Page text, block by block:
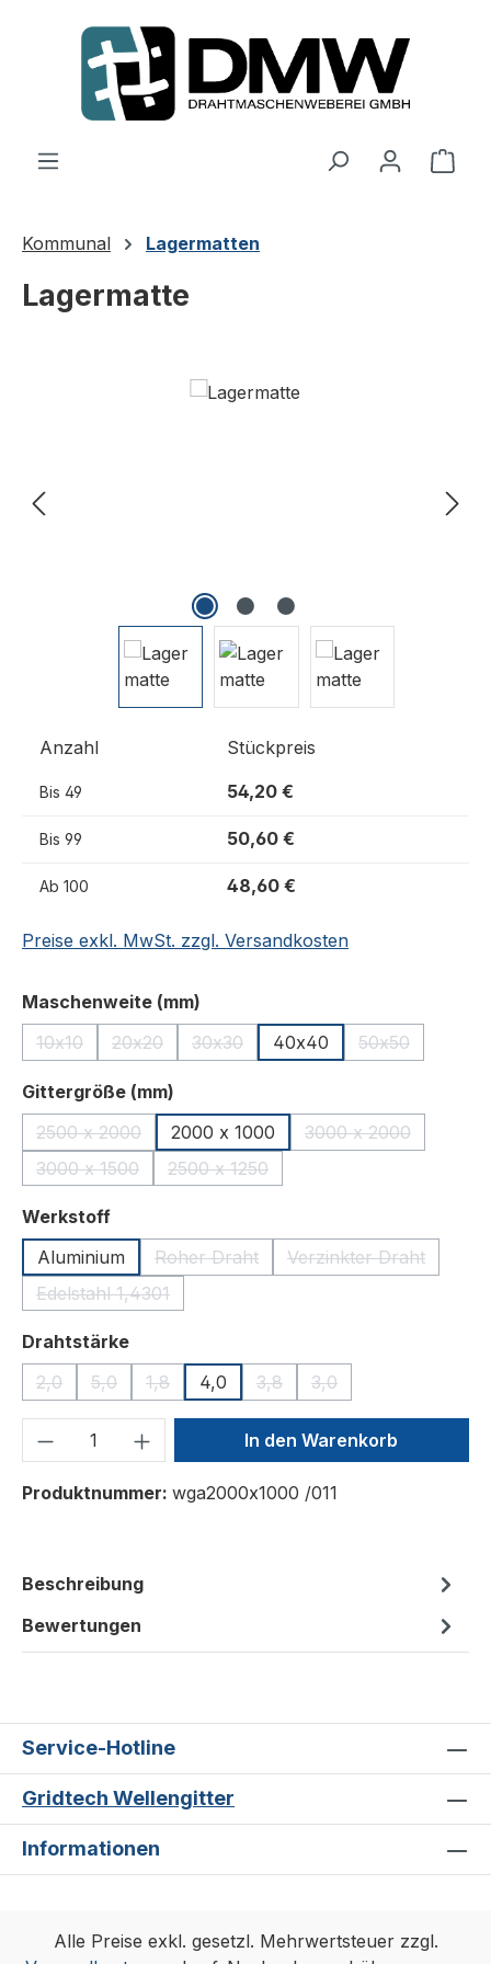
Zum Hauptinhalt springen
Kommunal Lagermatten
Lagermatte
Bildergalerie überspringen
Anzahl Stückpreis
Bis 49 54,20 €
Bis 99 50,60 €
Ab 100 48,60 €
Preise exkl. MwSt. zzgl. Versandkosten
Maschenweite (mm)
10x10
(Diese Option ist zurzeit nicht verfügbar.)
20x20
(Diese Option ist zurzeit nicht verfügbar.)
30x30
(Diese Option ist zurzeit nicht
40x40 50x50
(Diese Option
Gittergröße (mm)
2500 x 2000
(Diese Option ist zurzeit nicht verfügbar.)
2000 x 1000 3000 x 2000
(Diese Option ist
3000 x 1500
(Diese Option ist zurzeit nicht verfügbar.)
2500 x 1250
(Diese Option ist zurzeit nicht
Werkstoffauswählen
Aluminium
Roher Draht
(Diese Option ist zurzeit nicht
Verzinkter Draht
(Diese Option ist
Edelstahl 1,4301
(Diese Option ist zurzeit nicht verfügbar.)
Drahtstärkeauswählen
2,0
(Diese Option ist zurzeit nicht verfügbar.)
5,0
(Diese Option ist zurzeit nicht verfügbar.)
1,8
(Diese Option ist zurzeit nicht verfügbar.)
4,0 3,8
(Diese Option ist zurzeit nicht
3,0
(Diese Option ist
Produkt Anzahl: Gib denIn den Warenkorb
Produktnummer: wga2000x1000 /011
Beschreibung
Bewertungen
Service-Hotline
Gridtech Wellengitter
Informationen
Alle Preise exkl. gesetzl. Mehrwertsteuer zzgl.